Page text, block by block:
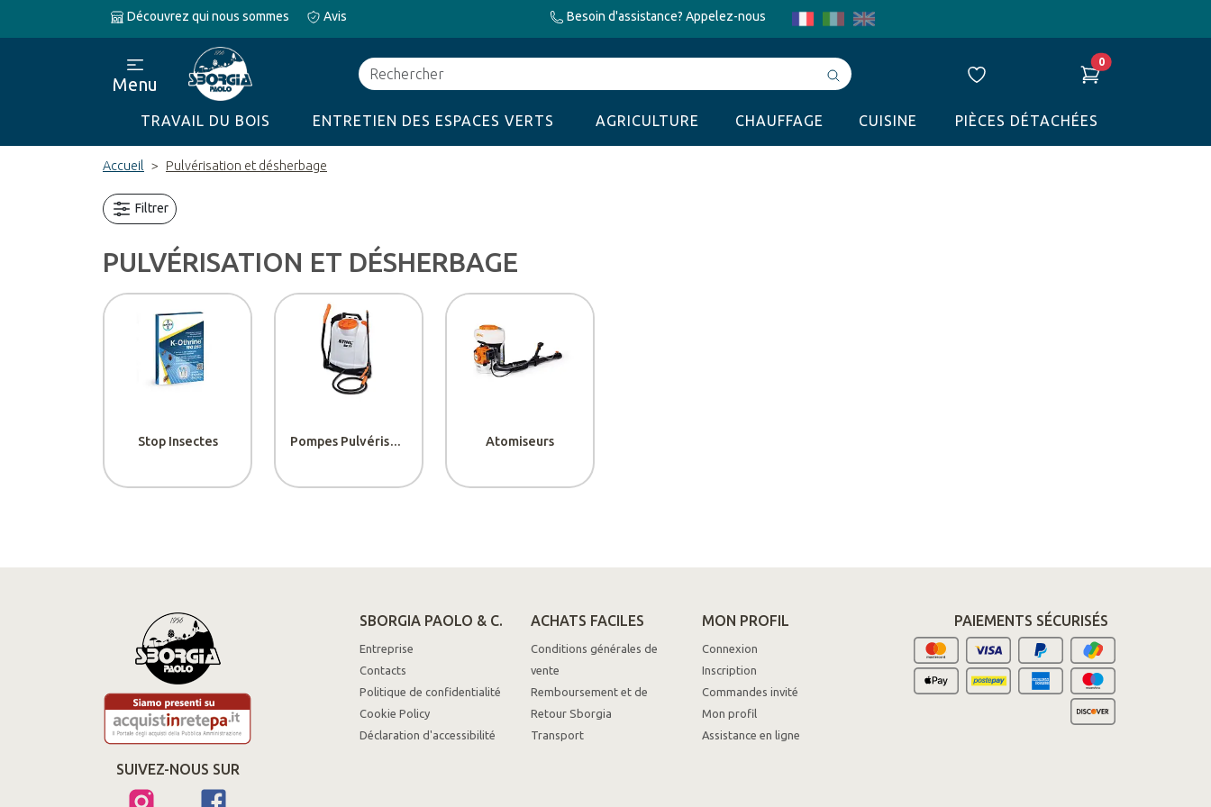
Découvrez qui nous sommes Avis Besoin d'assistance? Appelez-nous
Rechercher
Avvia
ricerca
0
Menu
TRAVAIL DU BOIS ENTRETIEN DES ESPACES VERTS AGRICULTURE CHAUFFAGE CUISINE PIÈCES DÉTACHÉES
Accueil Pulvérisation et désherbage
Filtrer
PULVÉRISATION ET DÉSHERBAGE
Stop Insectes Pompes Pulvérisatrices Atomiseurs
SUIVEZ-NOUS SUR
SBORGIA PAOLO & C.
Entreprise
Contacts
Politique de confidentialité
Cookie Policy
Déclaration d'accessibilité
ACHATS FACILES
Conditions générales de
vente
Remboursement et de
Retour Sborgia
Transport
MON PROFIL
Connexion
Inscription
Commandes invité
Mon profil
Assistance en ligne
PAIEMENTS SÉCURISÉS